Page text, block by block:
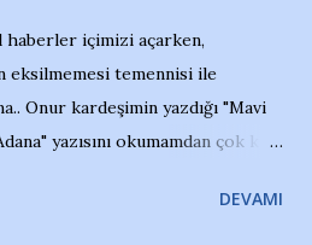
içimizi açarken,
eksilmemesi temennisi ile
Onur kardeşimin yazdığı "Mavi
yazısını okumamdan çok kısa
İstanbul takımlarınınDEVAMI